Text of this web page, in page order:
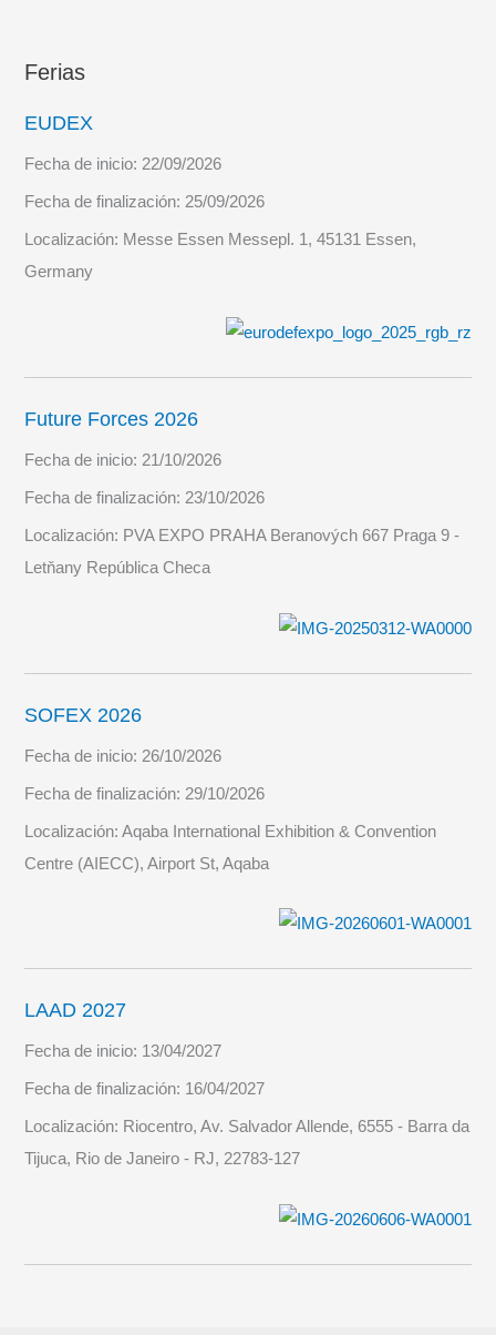
Ferias
EUDEX
Fecha de inicio:22/09/2026
Fecha de finalización:25/09/2026
Localización: Messe Essen Messepl. 1, 45131 Essen,
Germany
Future Forces 2026
Fecha de inicio: 21/10/2026
Fecha de finalización: 23/10/2026
Localización: PVA EXPO PRAHA Beranových 667 Praga 9 -
Letňany República Checa
SOFEX 2026
Fecha de inicio: 26/10/2026
Fecha de finalización: 29/10/2026
Localización:Aqaba International Exhibition & Convention
Centre (AIECC), Airport St, Aqaba
LAAD 2027
Fecha de inicio: 13/04/2027
Fecha de finalización: 16/04/2027
Localización: Riocentro, Av. Salvador Allende, 6555 - Barra da
Tijuca, Rio de Janeiro - RJ, 22783-127